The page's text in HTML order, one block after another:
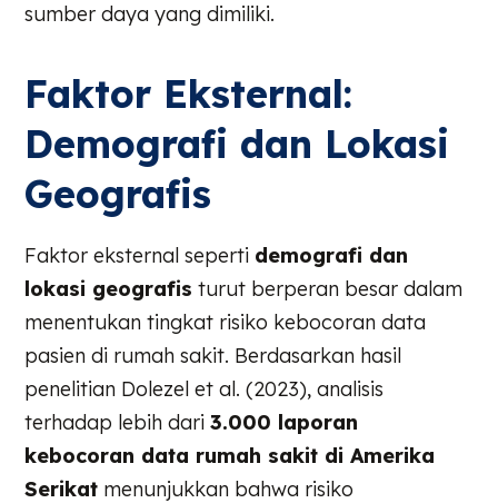
sumber daya yang dimiliki.
Faktor Eksternal:
Demografi dan Lokasi
Geografis
Faktor eksternal seperti demografi dan
lokasi geografis turut berperan besar dalam
menentukan tingkat risiko kebocoran data
pasien di rumah sakit. Berdasarkan hasil
penelitian Dolezel et al. (2023), analisis
terhadap lebih dari3.000 laporan
kebocoran data rumah sakit di Amerika
Serikat menunjukkan bahwa risiko